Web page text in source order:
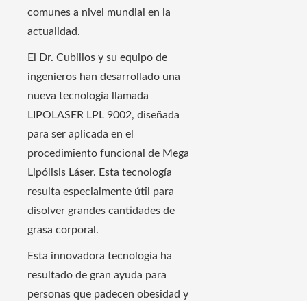
comunes a nivel mundial en la
actualidad.
El Dr. Cubillos y su equipo de
ingenieros han desarrollado una
nueva tecnología llamada
LIPOLASER LPL 9002, diseñada
para ser aplicada en el
procedimiento funcional de Mega
Lipólisis Láser. Esta tecnología
resulta especialmente útil para
disolver grandes cantidades de
grasa corporal.
Esta innovadora tecnología ha
resultado de gran ayuda para
personas que padecen obesidad y